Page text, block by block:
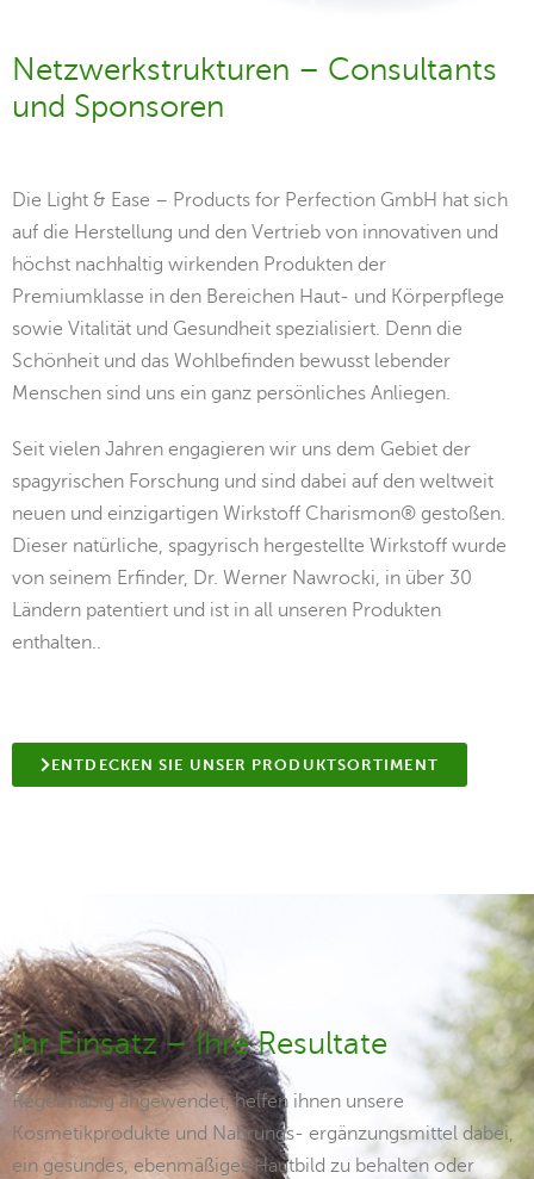
Netzwerkstrukturen – Consultants
und Sponsoren
Die Light & Ease – Products for Perfection GmbH hat sich
auf die Herstellung und den Vertrieb von innovativen und
höchst nachhaltig wirkenden Produkten der
Premiumklasse in den Bereichen Haut- und Körperpflege
sowie Vitalität und Gesundheit spezialisiert. Denn die
Schönheit und das Wohlbefinden bewusst lebender
Menschen sind uns ein ganz persönliches Anliegen.
Seit vielen Jahren engagieren wir uns dem Gebiet der
spagyrischen Forschung und sind dabei auf den weltweit
neuen und einzigartigen Wirkstoff Charismon® gestoßen.
Dieser natürliche, spagyrisch hergestellte Wirkstoff wurde
von seinem Erfinder, Dr. Werner Nawrocki, in über 30
Ländern patentiert und ist in all unseren Produkten
enthalten..
ENTDECKEN SIE UNSER PRODUKTSORTIMENT
Ihr Einsatz – Ihre Resultate
Regelmäßig angewendet, helfen ihnen unsere
Kosmetikprodukte und Nahrungs- ergänzungsmittel dabei,
ein gesundes, ebenmäßiges Hautbild zu behalten oder